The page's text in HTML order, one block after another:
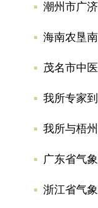
潮州市广
海南农垦
茂名市中
我所专家
我所与梧
广东省气
浙江省气